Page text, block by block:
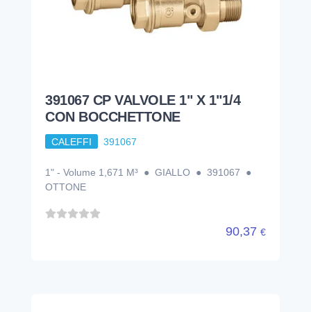
391067 CP VALVOLE 1" X 1"1/4
CON BOCCHETTONE
CALEFFI 391067
1" - Volume 1,671 M³ ● GIALLO ● 391067 ●
OTTONE
90,37 €